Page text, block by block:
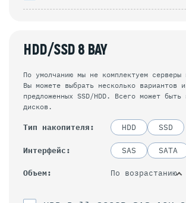
HDD/SSD 8 BAY
По умолчанию мы не комплектуем серверы
Вы можете выбрать несколько вариантов
предложенных SSD/HDD. Всего может
дисков.
Тип накопителя HDD SSD
Интерфейс SAS SATA
Объем По возрастанию